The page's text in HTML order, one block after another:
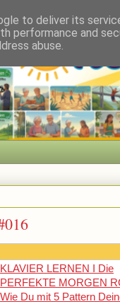
KLAVIER LERNEN I Die
PERFEKTE MORGEN
Wie Du mit 5 Pattern
to deliver its
performance and
abuse.